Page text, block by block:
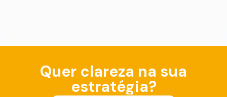
Quer clareza na sua
estratégia?